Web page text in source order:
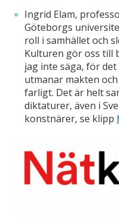
Ingrid Elam,
Göteborgs
roll i samhället och
Kulturen gör oss till
jag inte säga, för
utmanar makten
farligt. Det är helt
diktaturer, även i
konstnärer, se klipp